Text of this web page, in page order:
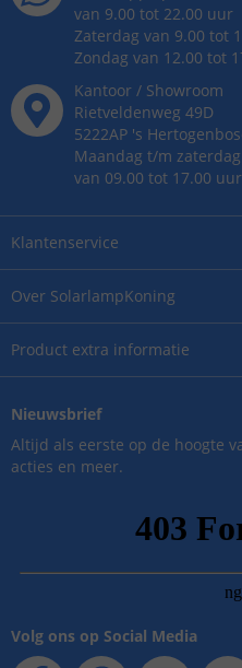
Over SolarlampKoning
Product extra informatie
Klantenservice
van 9.00 tot 22.00 uur
Zaterdag van 9.00 tot
Zondag van 12.00 tot
Kantoor / Showroom
Rietveldenweg 49D
5222AP 's
Maandag t/m
van 09.00 tot 17.00 uur
Nieuwsbrief
Altijd als eerste op de hoogte
acties en meer.
Volg ons op Social Media